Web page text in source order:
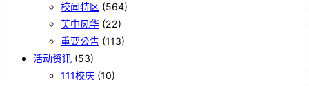
校闻特区 (564)
芙中风华 (22)
重要公告 (113)
活动资讯 (53)
111校庆 (10)